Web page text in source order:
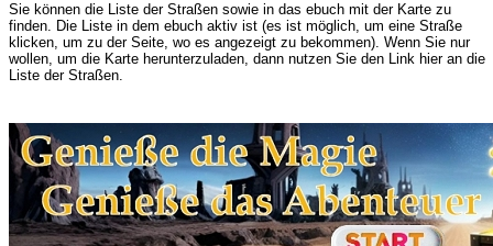
Sie können die Liste der Straßen sowie in das ebuch mit der Karte zu
finden. Die Liste in dem ebuch aktiv ist (es ist möglich, um eine Straße
klicken, um zu der Seite, wo es angezeigt zu bekommen). Wenn Sie nur
wollen, um die Karte herunterzuladen, dann nutzen Sie den Link hier an die
Liste der Straßen.